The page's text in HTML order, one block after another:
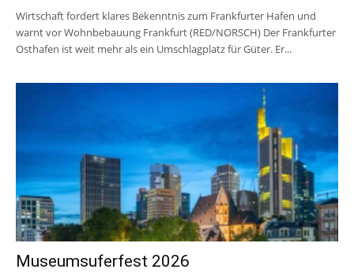
Wirtschaft fordert klares Bekenntnis zum Frankfurter Hafen und
warnt vor Wohnbebauung Frankfurt (RED/NORSCH) Der Frankfurter
Osthafen ist weit mehr als ein Umschlagplatz für Güter. Er...
Museumsuferfest 2026